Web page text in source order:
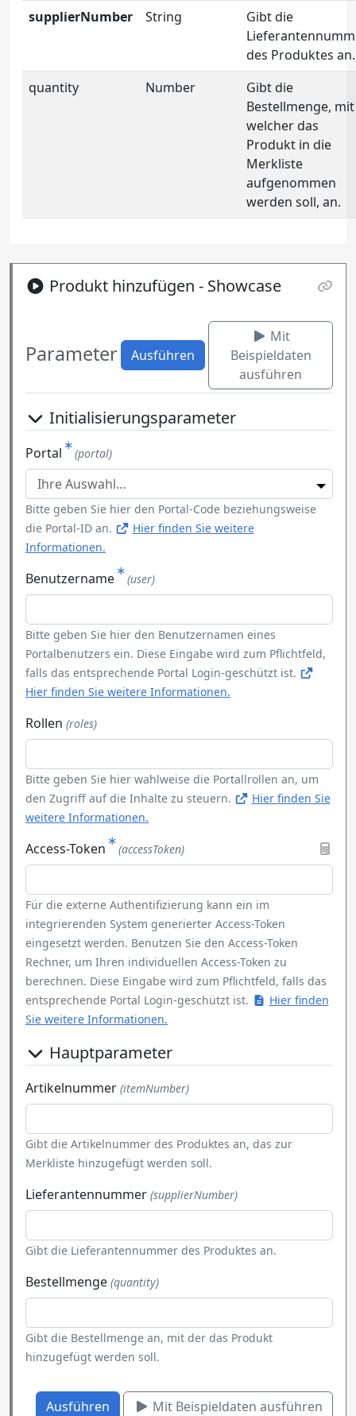
supplierNumber
String
Gibt die
des Produktes an.
quantity
Number
Gibt die
Bestellmenge, mit
welcher das
Produkt in die
Merkliste
aufgenommen
werden soll, an.
Produkt hinzufügen - Showcase
Parameter Ausführen
Mit
Beispieldaten
ausführen
Initialisierungsparameter
Portal (portal)
Bitte geben Sie hier den Portal-Code beziehungsweise
die Portal-ID an.
Hier finden Sie weitere
Informationen.
Benutzername (user)
Bitte geben Sie hier den Benutzernamen eines
Portalbenutzers ein. Diese Eingabe wird zum Pflichtfeld,
falls das entsprechende Portal Login-geschützt ist.
Hier finden Sie weitere Informationen.
Rollen (roles)
Bitte geben Sie hier wahlweise die Portallrollen an, um
den Zugriff auf die Inhalte zu steuern.
Hier finden Sie
weitere Informationen.
Access-Token (accessToken)
Für die externe Authentifizierung kann ein im
integrierenden System generierter Access-Token
eingesetzt werden. Benutzen Sie den Access-Token
Rechner, um Ihren individuellen Access-Token zu
berechnen. Diese Eingabe wird zum Pflichtfeld, falls das
entsprechende Portal Login-geschützt ist.
Hier finden
Sie weitere Informationen.
Hauptparameter
Artikelnummer (itemNumber)
Gibt die Artikelnummer des Produktes an, das zur
Merkliste hinzugefügt werden soll.
Lieferantennummer (supplierNumber)
Gibt die Lieferantennummer des Produktes an.
Bestellmenge (quantity)
Gibt die Bestellmenge an, mit der das Produkt
hinzugefügt werden soll.
Mit Beispieldaten ausführen
Ausführen